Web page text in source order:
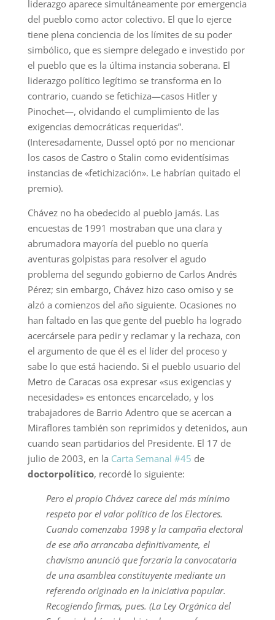
liderazgo aparece simultáneamente por emergencia
del pueblo como actor colectivo. El que lo ejerce
tiene plena conciencia de los límites de su poder
simbólico, que es siempre delegado e investido por
el pueblo que es la última instancia soberana. El
liderazgo político legítimo se transforma en lo
contrario, cuando se fetichiza—casos Hitler y
Pinochet—, olvidando el cumplimiento de las
exigencias democráticas requeridas”.
(Interesadamente, Dussel optó por no mencionar
los casos de Castro o Stalin como evidentísimas
instancias de «fetichización». Le habrían quitado el
premio).
Chávez no ha obedecido al pueblo jamás. Las
encuestas de 1991 mostraban que una clara y
abrumadora mayoría del pueblo no quería
aventuras golpistas para resolver el agudo
problema del segundo gobierno de Carlos Andrés
Pérez; sin embargo, Chávez hizo caso omiso y se
alzó a comienzos del año siguiente. Ocasiones no
han faltado en las que gente del pueblo ha logrado
acercársele para pedir y reclamar y la rechaza, con
el argumento de que él es el líder del proceso y
sabe lo que está haciendo. Si el pueblo usuario del
Metro de Caracas osa expresar «sus exigencias y
necesidades» es entonces encarcelado, y los
trabajadores de Barrio Adentro que se acercan a
Miraflores también son reprimidos y detenidos, aun
cuando sean partidarios del Presidente. El 17 de
julio de 2003, en la Carta Semanal #45 de
doctorpolítico, recordé lo siguiente:
Pero el propio Chávez carece del más mínimo
respeto por el valor político de los Electores.
Cuando comenzaba 1998 y la campaña electoral
de ese año arrancaba definitivamente, el
chavismo anunció que forzaría la convocatoria
de una asamblea constituyente mediante un
referendo originado en la iniciativa popular.
Recogiendo firmas, pues. (La Ley Orgánica del